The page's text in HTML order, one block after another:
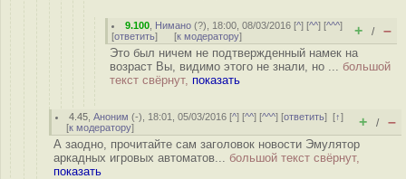
9.100 Нимано (?), 18:00, 08/03/2016 [^] [^^] [^^^]
[ответить] [к модератору] + / –
Это был ничем не подтвержденный намек на
возраст Вы, видимо этого не знали, но ... большой
текст свёрнут, показать
4.45 ,Аноним (-), 18:01, 05/03/2016 [^] [^^] [^^^] [ответить][↑]
[к модератору] + / –
А заодно, прочитайте сам заголовок новости Эмулятор
аркадных игровых автоматов... большой текст свёрнут,
показать